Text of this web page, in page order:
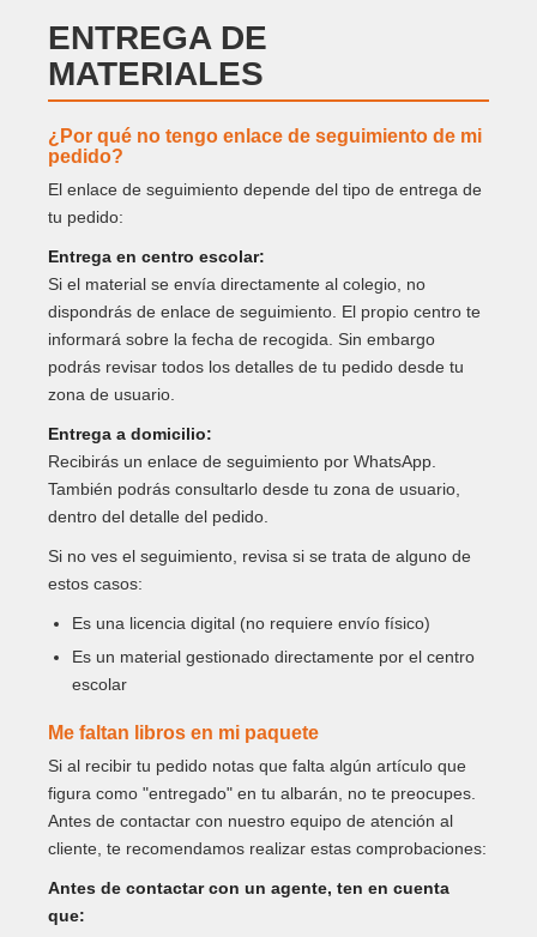
ENTREGA DE
MATERIALES
¿Por qué no tengo enlace de seguimiento de mi
pedido?
El enlace de seguimiento depende del tipo de entrega de
tu pedido:
Entrega en centro escolar:
Si el material se envía directamente al colegio, no
dispondrás de enlace de seguimiento. El propio centro te
informará sobre la fecha de recogida. Sin embargo
podrás revisar todos los detalles de tu pedido desde tu
zona de usuario.
Entrega a domicilio:
Recibirás un enlace de seguimiento por WhatsApp.
También podrás consultarlo desde tu zona de usuario,
dentro del detalle del pedido.
Si no ves el seguimiento, revisa si se trata de alguno de
estos casos:
Es una licencia digital (no requiere envío físico)
Es un material gestionado directamente por el centro
escolar
Me faltan libros en mi paquete
Si al recibir tu pedido notas que falta algún artículo que
figura como "entregado" en tu albarán, no te preocupes.
Antes de contactar con nuestro equipo de atención al
cliente, te recomendamos realizar estas comprobaciones:
Antes de contactar con un agente, ten en cuenta
que: